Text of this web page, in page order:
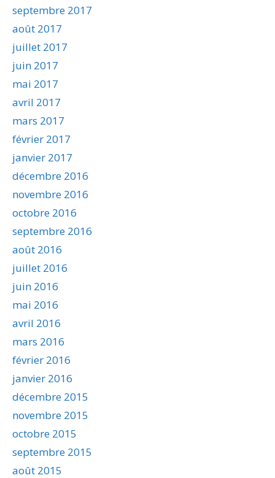
septembre 2017
août 2017
juillet 2017
juin 2017
mai 2017
avril 2017
mars 2017
février 2017
janvier 2017
décembre 2016
novembre 2016
octobre 2016
septembre 2016
août 2016
juillet 2016
juin 2016
mai 2016
avril 2016
mars 2016
février 2016
janvier 2016
décembre 2015
novembre 2015
octobre 2015
septembre 2015
août 2015